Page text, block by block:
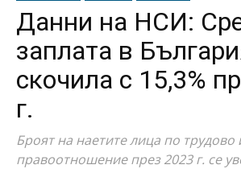
Данни на НСИ:
заплата в
скочила с 15,3%
г.
Броят на наетите лица по трудово
правоотношение през 2023 г. се